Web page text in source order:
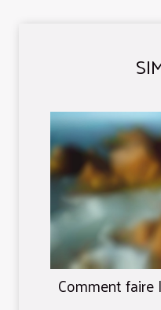
Comment faire